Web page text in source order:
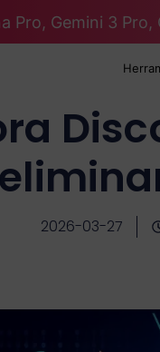
Pro, Gemini 3
2026-03-27